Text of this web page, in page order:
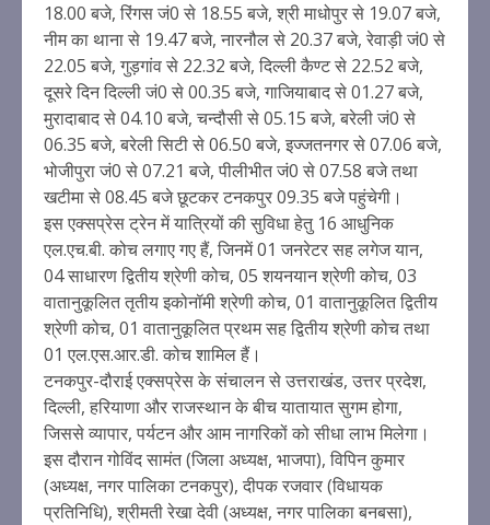
18.00 बजे, रिंगस जं0 से 18.55 बजे, श्री माधोपुर से 19.07 बजे,
नीम का थाना से 19.47 बजे, नारनौल से 20.37 बजे, रेवाड़ी जं0 से
22.05 बजे, गुड़गांव से 22.32 बजे, दिल्ली कैण्ट से 22.52 बजे,
दूसरे दिन दिल्ली जं0 से 00.35 बजे, गाजियाबाद से 01.27 बजे,
मुरादाबाद से 04.10 बजे, चन्दौसी से 05.15 बजे, बरेली जं0 से
06.35 बजे, बरेली सिटी से 06.50 बजे, इज्जतनगर से 07.06 बजे,
भोजीपुरा जं0 से 07.21 बजे, पीलीभीत जं0 से 07.58 बजे तथा
खटीमा से 08.45 बजे छूटकर टनकपुर 09.35 बजे पहुंचेगी।
इस एक्सप्रेस ट्रेन में यात्रियों की सुविधा हेतु 16 आधुनिक
एल.एच.बी. कोच लगाए गए हैं, जिनमें 01 जनरेटर सह लगेज यान,
04 साधारण द्वितीय श्रेणी कोच, 05 शयनयान श्रेणी कोच, 03
वातानुकूलित तृतीय इकोनॉमी श्रेणी कोच, 01 वातानुकूलित द्वितीय
श्रेणी कोच, 01 वातानुकूलित प्रथम सह द्वितीय श्रेणी कोच तथा
01 एल.एस.आर.डी. कोच शामिल हैं।
टनकपुर-दौराई एक्सप्रेस के संचालन से उत्तराखंड, उत्तर प्रदेश,
दिल्ली, हरियाणा और राजस्थान के बीच यातायात सुगम होगा,
जिससे व्यापार, पर्यटन और आम नागरिकों को सीधा लाभ मिलेगा।
इस दौरान गोविंद सामंत (जिला अध्यक्ष, भाजपा), विपिन कुमार
(अध्यक्ष, नगर पालिका टनकपुर), दीपक रजवार (विधायक
प्रतिनिधि), श्रीमती रेखा देवी (अध्यक्ष, नगर पालिका बनबसा),